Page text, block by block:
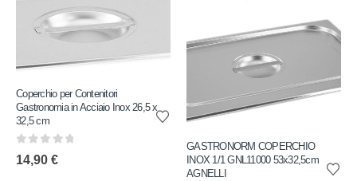
Coperchio per Contenitori
Gastronomia in Acciaio Inox 26,5 x
32,5 cm
0 out of 5
14,90 €
GASTRONORM COPERCHIO
INOX 1/1 GNL11000 53x32,5cm
AGNELLI